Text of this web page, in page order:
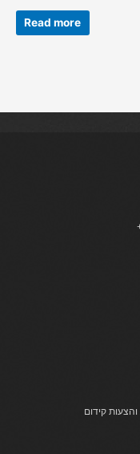
Read more
קידום